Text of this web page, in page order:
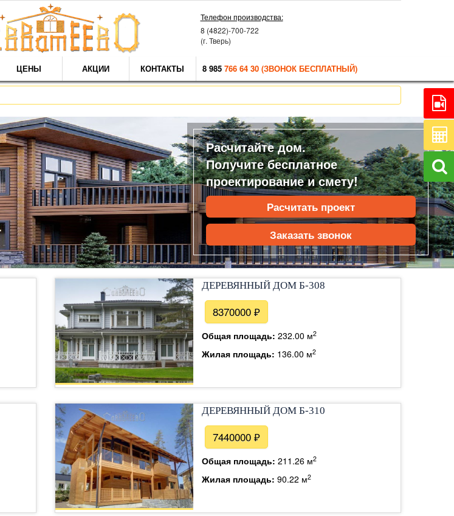
Телефон производства:
8 (4822)-700-722
(г. Тверь)
ЦЕНЫ АКЦИИ КОНТАКТЫ 8 985 766 64 30 (ЗВОНОК БЕСПЛАТНЫЙ)
Расчитайте дом.
Получите бесплатное
проектирование и смету!
Расчитать проект
Заказать звонок
ДЕРЕВЯННЫЙ ДОМ Б-308
8370000 ₽
Общая площадь:232.00 м2
Жилая площадь: 136.00 м2
ДЕРЕВЯННЫЙ ДОМ Б-310
7440000 ₽
Общая площадь:211.26 м2
Жилая площадь:90.22 м2